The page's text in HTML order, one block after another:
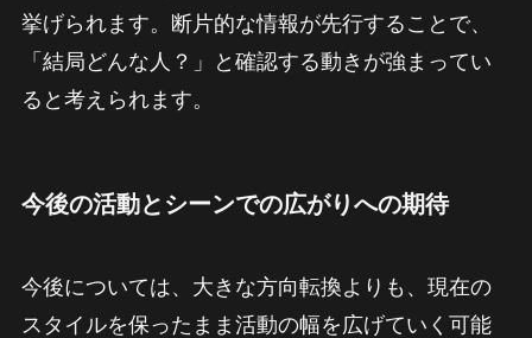
挙げられます。断片的な情報が先行することで、
「結局どんな人？」と確認する動きが強まってい
ると考えられます。
今後の活動とシーンでの広がりへの期待
今後については、大きな方向転換よりも、現在の
スタイルを保ったまま活動の幅を広げていく可能